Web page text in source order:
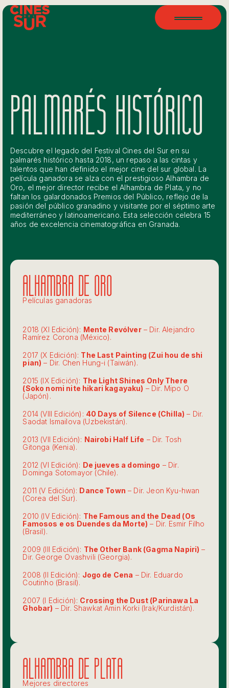
PALMARÉS HISTÓRICO
Descubre el legado del Festival Cines del Sur en su
palmarés histórico hasta 2018, un repaso a las cintas y
talentos que han definido el mejor cine del sur global. La
película ganadora se alza con el prestigioso Alhambra de
Oro, el mejor director recibe el Alhambra de Plata, y no
faltan los galardonados Premios del Público, reflejo de la
pasión del público granadino y visitante por el séptimo arte
mediterráneo y latinoamericano. Esta selección celebra 15
años de excelencia cinematográfica en Granada.
Alhambra de oro
Películas ganadoras
2018 (XI Edición): Mente Revólver– Dir. Alejandro
Ramírez Corona (México).
2017 (X Edición): The Last Painting (Zui hou de shi
pian) – Dir. Chen Hung-i (Taiwán).
2015 (IX Edición): The Light Shines Only There
(Soko nomi nite hikari kagayaku) – Dir. Mipo O
(Japón).
2014 (VIII Edición): 40 Days of Silence (Chilla) – Dir.
Saodat Ismailova (Uzbekistán).
2013 (VII Edición): Nairobi Half Life – Dir. Tosh
Gitonga (Kenia).
2012 (VI Edición): De jueves a domingo – Dir.
Dominga Sotomayor (Chile).
2011 (V Edición): Dance Town – Dir. Jeon Kyu-hwan
(Corea del Sur).
2010 (IV Edición): The Famous and the Dead (Os
Famosos e os Duendes da Morte) – Dir. Esmir Filho
(Brasil).
2009 (III Edición): The Other Bank (Gagma Napiri) –
Dir. George Ovashvili (Georgia).
2008 (II Edición): Jogo de Cena – Dir. Eduardo
Coutinho (Brasil).
2007 (I Edición): Crossing the Dust (Parinawa La
Ghobar) – Dir. Shawkat Amin Korki (Irak/Kurdistán).
Alhambra de plata
Mejores directores